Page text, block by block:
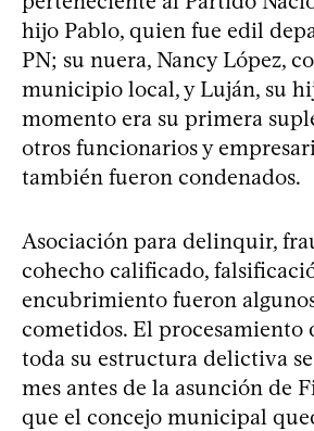
hijo Pablo, quien fue edil
PN; su nuera, Nancy López,
municipio local, y Luján, su
momento era su primera
otros funcionarios y
también fueron condenados.
Asociación para delinquir,
cohecho calificado,
encubrimiento fueron
cometidos. El procesamiento
toda su estructura delictiva
mes antes de la asunción de
que el concejo municipal